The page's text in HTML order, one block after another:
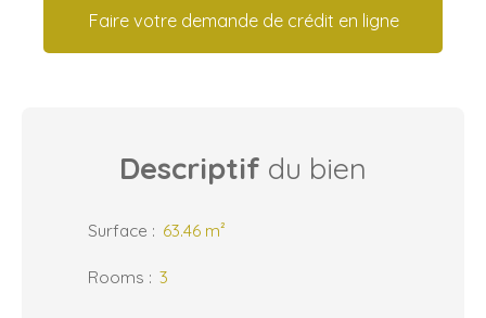
Faire votre demande de crédit en ligne
Descriptif du bien
Surface : 63.46 m²
Rooms : 3